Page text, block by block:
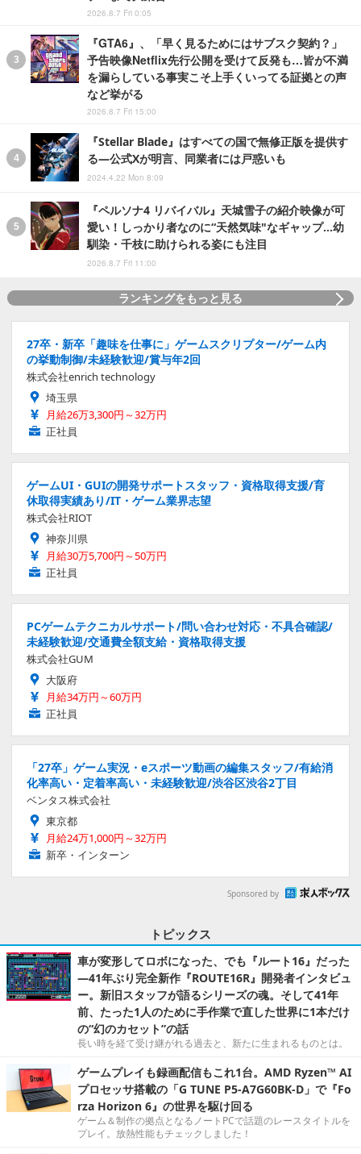
2026.8.7 Fri 0:05
『GTA6』、「早く見るためにはサブスク契約？」
予告映像Netflix先行公開を受けて反発も…皆が不満
を漏らしている事実こそ上手くいってる証拠との声
など挙がる
2026.8.7 Fri 15:00
『Stellar Blade』はすべての国で無修正版を提供す
る―公式Xが明言、同業者には戸惑いも
2024.4.22 Mon 8:09
『ペルソナ4 リバイバル』天城雪子の紹介映像が可
愛い！しっかり者なのに“天然気味"なギャップ…幼
馴染・千枝に助けられる姿にも注目
2026.8.7 Fri 11:00
ランキングをもっと見る
27卒・新卒「趣味を仕事に」ゲームスクリプター/ゲーム内
の挙動制御/未経験歓迎/賞与年2回
株式会社enrich technology
埼玉県
月給26万3,300円～32万円
正社員
ゲームUI・GUIの開発サポートスタッフ・資格取得支援/育
休取得実績あり/IT・ゲーム業界志望
株式会社RIOT
神奈川県
月給30万5,700円～50万円
正社員
PCゲームテクニカルサポート/問い合わせ対応・不具合確認/
未経験歓迎/交通費全額支給・資格取得支援
株式会社GUM
大阪府
月給34万円～60万円
正社員
「27卒」ゲーム実況・eスポーツ動画の編集スタッフ/有給消
化率高い・定着率高い・未経験歓迎/渋谷区渋谷2丁目
ベンタス株式会社
東京都
月給24万1,000円～32万円
新卒・インターン
Sponsored by
トピックス
車が変形してロボになった、でも『ルート16』だった
―41年ぶり完全新作『ROUTE16R』開発者インタビュ
ー。新旧スタッフが語るシリーズの魂。そして41年
前、たった1人のために手作業で直した世界に1本だけ
の“幻のカセット”の話
長い時を経て受け継がれる過去と、新たに生まれるものとは。
ゲームプレイも録画配信もこれ1台。AMD Ryzen™ AI
プロセッサ搭載の「G TUNE P5-A7G60BK-D」で『Fo
rza Horizon 6』の世界を駆け回る
ゲーム＆制作の拠点となるノートPCで話題のレースタイトルを
プレイ。放熱性能もチェックしました！